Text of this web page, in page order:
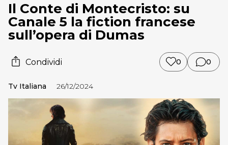
Il Conte di Montecristo: su
Canale 5 la fiction francese
sull’opera di Dumas
Condividi 0 0
Tv Italiana 26/12/2024